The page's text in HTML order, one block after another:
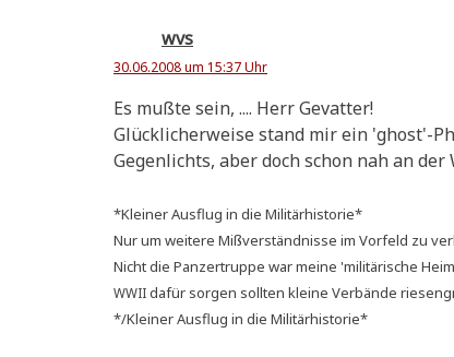
wvs
30.06.2008 um 15:37 Uhr
Es muß­te sein, .... Herr Gevatter!
Glück­li­cher­wei­se stand mir ein 'ghost'-
Gegen­lichts, aber doch schon nah an der
*Klei­ner Aus­flug in die Militärhistorie*
Nur um wei­te­re Miß­ver­ständ­nis­se im Vor­feld zu
Nicht die Pan­zer­trup­pe war mei­ne 'mili­tä­ri­sche
WWIIdafür sor­gen soll­ten klei­ne Ver­bän­de
*/Kleiner Aus­flug in die Militärhistorie*